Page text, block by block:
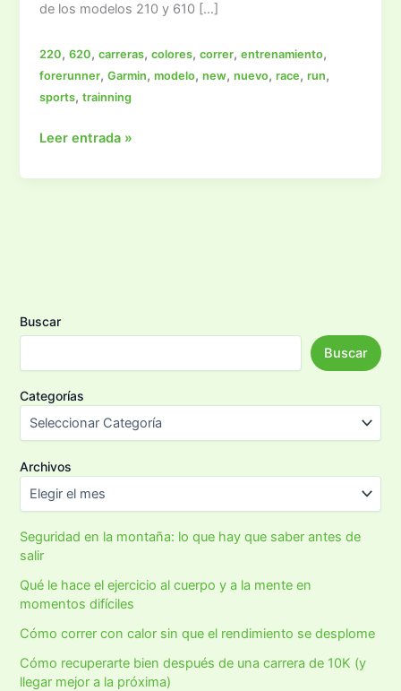
de los modelos 210 y 610 […]
220,620,carreras,colores,correr,entrenamiento,
forerunner,Garmin,modelo,new,nuevo,race,run,
sports,trainning
Nuevos
Garmin
Leer entrada »
Buscar
Buscar
Categorías
Archivos
Seguridad en la montaña: lo que hay que saber antes de
salir
Qué le hace el ejercicio al cuerpo y a la mente en
momentos difíciles
Cómo correr con calor sin que el rendimiento se desplome
Cómo recuperarte bien después de una carrera de 10K (y
llegar mejor a la próxima)